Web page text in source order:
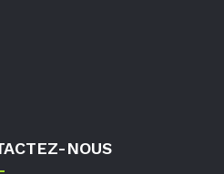
NOUS